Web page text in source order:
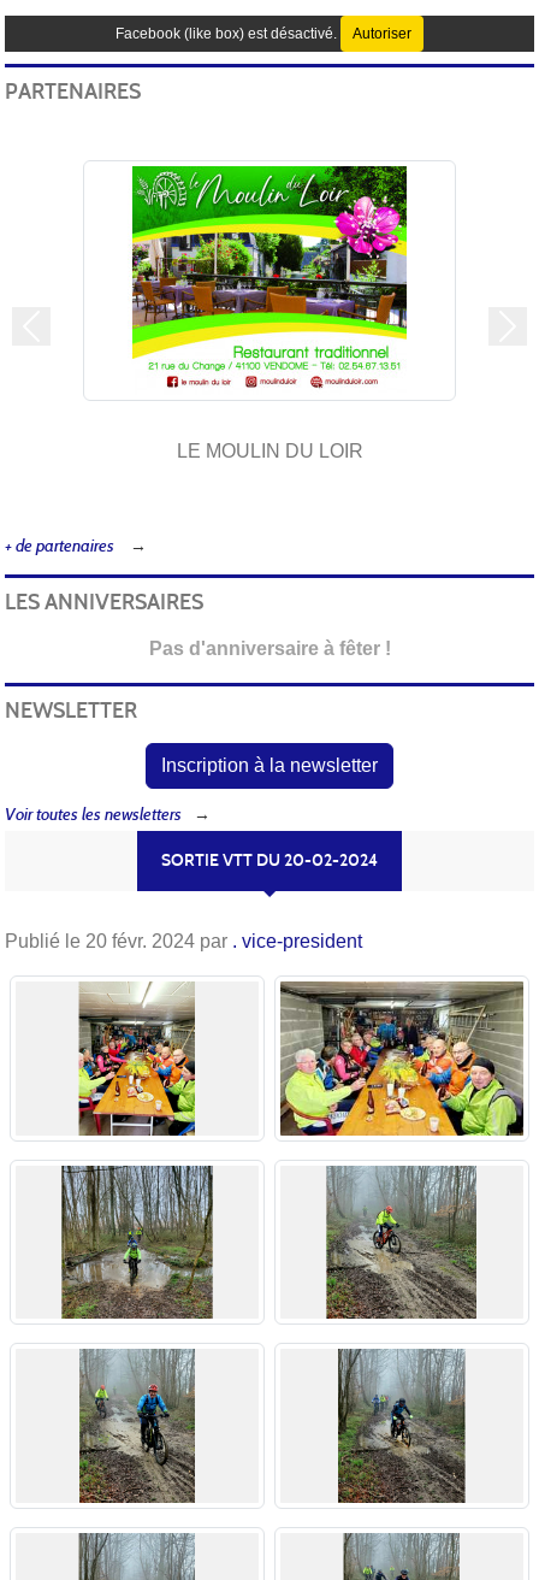
SORTIE VTT DU 20-02-2024
Publié le 20 févr. 2024 par . vice-president
Facebook (like box) est désactivé. Autoriser
PARTENAIRES
LE MOULIN DU LOIR
+ de partenaires
LES ANNIVERSAIRES
Pas d'anniversaire à fêter !
NEWSLETTER
Inscription à la newsletter
Voir toutes les newsletters